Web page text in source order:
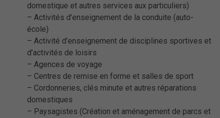
domestique et autres services aux particuliers)
– Activités d’enseignement de la conduite (auto-
école)
– Activité d’enseignement de disciplines sportives et
d’activités de loisirs
– Agences de voyage
– Centres de remise en forme et salles de sport
– Cordonneries, clés minute et autres réparations
domestiques
– Paysagistes (Création et aménagement de parcs et